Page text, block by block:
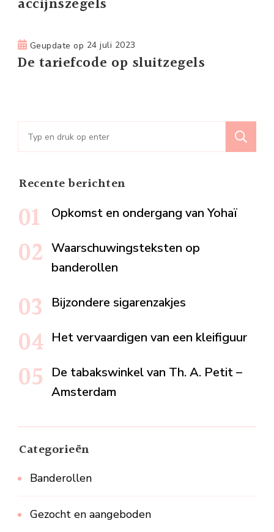
accijnszegels
Geupdate op 24 juli 2023
De tariefcode op sluitzegels
naar:
Recente berichten
Opkomst en ondergang van Yohaï
Waarschuwingsteksten op
banderollen
Bijzondere sigarenzakjes
Het vervaardigen van een kleifiguur
De tabakswinkel van Th. A. Petit –
Amsterdam
Categorieën
Banderollen
Gezocht en aangeboden